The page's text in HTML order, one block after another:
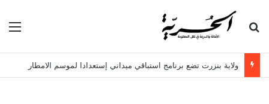
بحث عن
ولاية بنزرت تضع برنامج استباقي ميداني إستعدادا لموسم الامطار